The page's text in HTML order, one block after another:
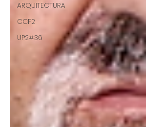
ARQUITECTURA
CCF2
UP2#36